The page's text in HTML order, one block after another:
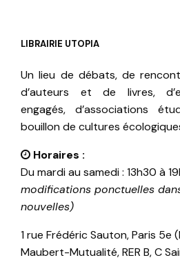
LIBRAIRIE UTOPIA
Un lieu de débats, de
d’auteurs et de livres,
engagés, d’associations
bouillon de cultures
Horaires :
Du mardi au samedi : 13h30 à
modifications ponctuelles
nouvelles)
1 rue Frédéric Sauton, Paris 5e
Maubert-Mutualité, RER B, C